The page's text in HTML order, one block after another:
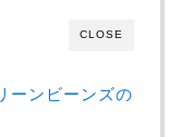
CLOSE
ーンビーンズの